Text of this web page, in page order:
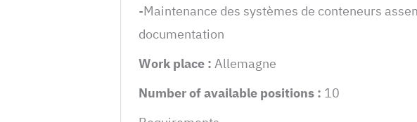
-Maintenance des systèmes de conteneurs
documentation
Work place :Allemagne
Number of available positions : 10